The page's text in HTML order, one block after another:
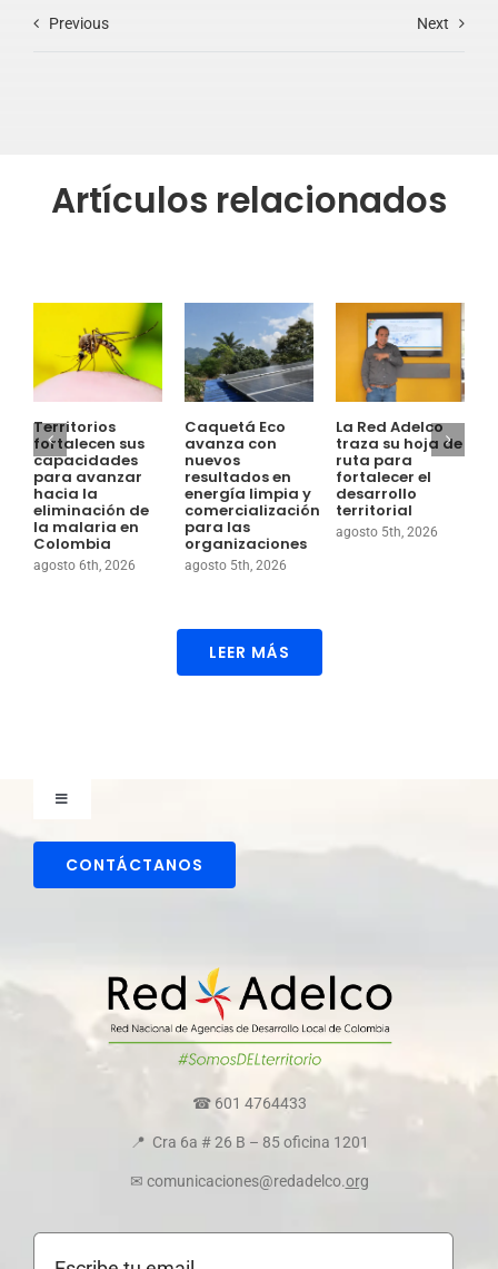
Previous Next
Artículos relacionados
Territorios
fortalecen sus
capacidades
para avanzar
hacia la
eliminación de
la malaria en
Colombia
agosto 6th, 2026
Caquetá Eco
avanza con
nuevos
resultados en
energía limpia y
comercialización
para las
organizaciones
agosto 5th, 2026
La Red Adelco
traza su hoja de
ruta para
fortalecer el
desarrollo
territorial
agosto 5th, 2026
LEER MÁS
Toggle
Comunicaciones
Transparencia y ética empresarial
CONTÁCTANOS
☎ 601 4764433
📍 Cra 6a # 26 B – 85 oficina 1201
✉ comunicaciones@redadelco.org